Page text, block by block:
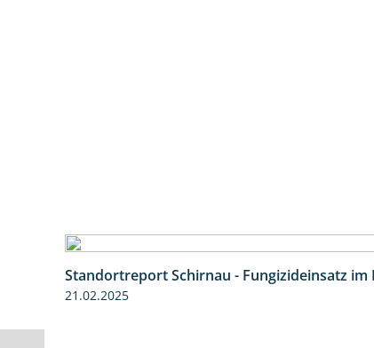
Standortreport Schirnau - Fungizideinsatz im
21.02.2025